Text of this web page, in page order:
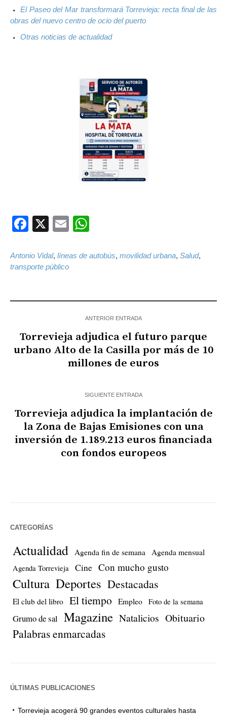
El Paseo del Mar transformará Torrevieja: recta final de las
obras del nuevo centro de ocio del puerto
Otras noticias de actualidad
Facebook
X Email
Antonio Vidal, líneas de autobús, movilidad urbana, Salud,
transporte público
ANTERIOR ENTRADA
Torrevieja adjudica el futuro parque
urbano Alto de la Casilla por más de 10
millones de euros
SIGUIENTE ENTRADA
Torrevieja adjudica la implantación de
la Zona de Bajas Emisiones con una
inversión de 1.189.213 euros financiada
con fondos europeos
CATEGORÍAS
Actualidad Agenda fin de semana Agenda mensual
Agenda Torrevieja Cine Con mucho gusto
Cultura Deportes Destacadas
El club del libro El tiempo Empleo Foto de la semana
Grumo de sal Magazine Natalicios Obituario
Palabras enmarcadas
ÚLTIMAS PUBLICACIONES
Torrevieja acogerá 90 grandes eventos culturales hasta